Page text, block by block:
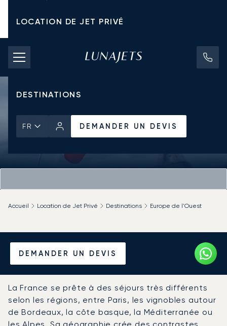
LOCATION DE JET PRIVÉ
TARIFS D'AFFRÈTEMENT
JETS PRIVÉS
DESTINATIONS
FR DEMANDER UN DEVIS
DEMANDER UN DEVIS
Accueil Location de Jet Privé Destinations Europe de l'Ouest
Louer un Jet Privé depuis et
vers la France
La France se prête à des séjours très différents
selon les régions, entre Paris, les vignobles autour
de Bordeaux, la côte basque, la Méditerranée ou
les Alpes. Sa géographie crée des contrastes